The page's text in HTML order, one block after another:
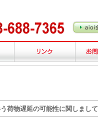
荷物遅延の可能性に関しまして